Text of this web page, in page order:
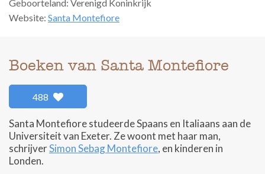
Geboorteland: Verenigd Koninkrijk
Website: Santa Montefiore
Boeken van Santa Montefiore
488
Santa Montefiore studeerde Spaans en Italiaans aan de
Universiteit van Exeter. Ze woont met haar man,
schrijverSimon Sebag Montefiore, en kinderen in
Londen.